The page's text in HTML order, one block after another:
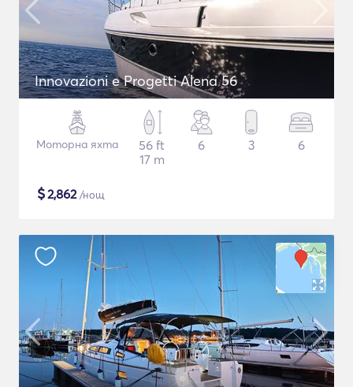
Innovazioni e Progetti Alena 56
Моторна яхта
56 ft
17 m
6 3 6
$2,862/нощ